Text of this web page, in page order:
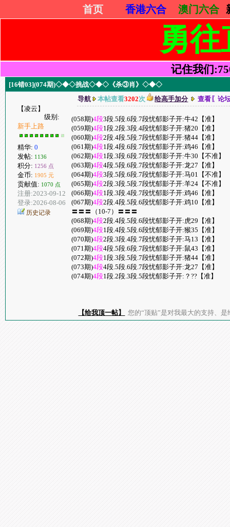
首页 香港六合 澳门六合
勇
记住我们
[16错03](074期)◇◆◇挑战◇◆◇《杀③肖》◇◆◇
【凌云】
级别:
新手上路
精华: 0
发帖: 1136
积分: 1256 点
金币: 1905 元
贡献值: 1070 点
注册:2023-09-12
登录:2026-08-06
历史记录
导航 本帖查看3202次 给高手加分 查看〖论
(058期)4段3段.5段.6段.7段忧郁影子开:牛42【准】
(059期)4段1段.2段.3段.4段忧郁影子开:猪20【准】
(060期)4段2段.4段.5段.7段忧郁影子开:猪44【准】
(061期)4段1段.4段.6段.7段忧郁影子开:鸡46【准】
(062期)4段1段.3段.6段.7段忧郁影子开:牛30【不准】
(063期)4段4段.5段.6段.7段忧郁影子开:龙27【准】
(064期)4段3段.5段.6段.7段忧郁影子开:马01【不准】
(065期)4段2段.3段.5段.7段忧郁影子开:羊24【不准】
(066期)4段1段.3段.4段.7段忧郁影子开:鸡46【准】
(067期)4段2段.4段.5段.6段忧郁影子开:鸡10【准】
〓〓〓（10-7）〓〓〓
(068期)4段2段.4段.5段.6段忧郁影子开:虎29【准】
(069期)4段1段.4段.5段.6段忧郁影子开:猴35【准】
(070期)4段2段.3段.4段.7段忧郁影子开:马13【准】
(071期)4段4段.5段.6段.7段忧郁影子开:鼠43【准】
(072期)4段1段.3段.5段.7段忧郁影子开:猪44【准】
(073期)4段4段.5段.6段.7段忧郁影子开:龙27【准】
(074期)4段1段.2段.3段.5段忧郁影子开:？??【准】
【给我顶一帖】 您的“顶贴”是对我最大的支持、